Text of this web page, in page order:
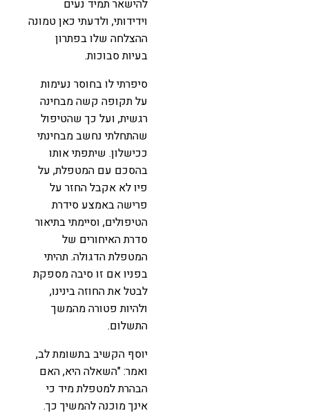
להישאר תמיד נעים
וידידותי, ולדעתי כאן טמונה
ההצלחה שלו בפתרון
בעיות סבוכות.
סיפרתי לו בחוסר נעימות
על תקופה קשה מבחינה
רגשית, ועל כך שהטיפול
שהתחלתי נחשב מבחינתי
ככישלון. שיתפתי אותו
בהסכם עם המטפלת, על
פיו לא אקבל החזר על
פרישה באמצע סידרת
הטיפולים, וסיימתי בתיאור
סדרת האיחורים של
המטפלת הדגולה. תהיתי
בפניו אם זו סיבה מספקת
לבטל את החוזה בינינו,
ולהיות פטורה מהמשך
התשלום.
יוסף הקשיב בתשומת לב,
ואמר: "השאלה היא, האם
הבהרת למטפלת מיד כי
אינך מוכנה להמשיך כך.